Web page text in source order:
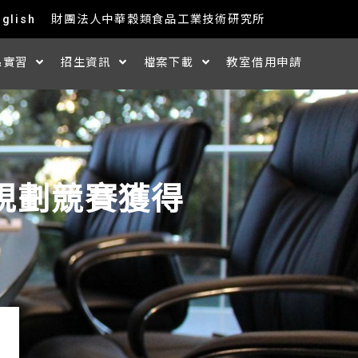
財團法人中華穀類食品工業技術研究所
習 招生資訊 檔案下載 教室借用申請
劃競賽獲得